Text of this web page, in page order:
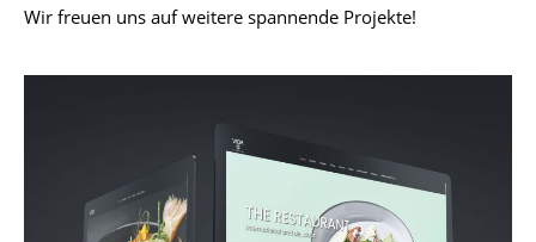
Wir freuen uns auf weitere spannende Projekte!